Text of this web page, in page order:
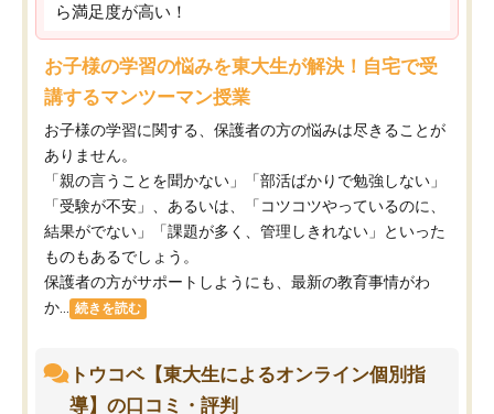
ら満足度が高い！
お子様の学習の悩みを東大生が解決！自宅で受
講するマンツーマン授業
お子様の学習に関する、保護者の方の悩みは尽きることが
ありません。
「親の言うことを聞かない」「部活ばかりで勉強しない」
「受験が不安」、あるいは、「コツコツやっているのに、
結果がでない」「課題が多く、管理しきれない」といった
ものもあるでしょう。
保護者の方がサポートしようにも、最新の教育事情がわ
か...
続きを読む
トウコベ【東大生によるオンライン個別指
導】の口コミ・評判